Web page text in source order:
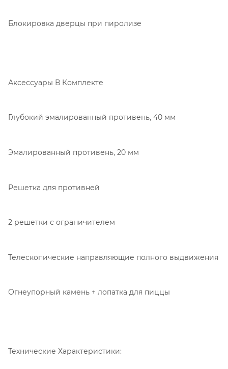
Блокировка дверцы при пиролизе
Аксессуары В Комплекте
Глубокий эмалированный противень, 40 мм
Эмалированный противень, 20 мм
Решетка для противней
2 решетки с ограничителем
Телескопические направляющие полного выдвижения
Огнеупорный камень + лопатка для пиццы
Технические Характеристики: